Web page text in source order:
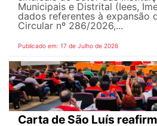
Municipais e Distrital (Iees,
dados referentes à expansão
Circular nº 286/2026,...
Publicado em: 17 de Julho de 2026
Carta de São Luís